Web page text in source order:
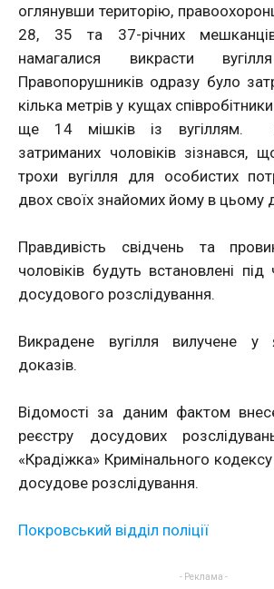
оглянувши територію,
28, 35 та 37-річних
намагалися викрасти
Правопорушників одразу було
кілька метрів у кущах
ще 14 мішків із вугіллям.
затриманих чоловіків зізнався,
трохи вугілля для особистих
двох своїх знайомих йому в цьому
Правдивість свідчень та
чоловіків будуть встановлені
досудового розслідування.
Викрадене вугілля вилучене у
доказів.
Відомості за даним фактом
реєстру досудових
«Крадіжка» Кримінального
досудове розслідування.
Покровський відділ поліції
- Реклама -